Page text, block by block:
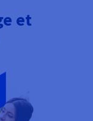
et